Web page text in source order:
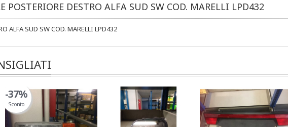
POSTERIORE DESTRO ALFA SUD SW COD. MARELLI LPD432
ALFA SUD SW COD. MARELLI LPD432
-37%
Sconto